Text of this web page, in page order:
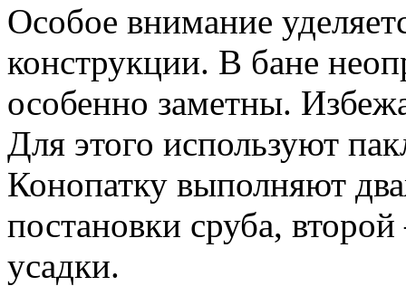
Особое внимание
конструкции. В бане
особенно заметны.
Для этого используют
Конопатку выполняют
постановки сруба,
усадки.